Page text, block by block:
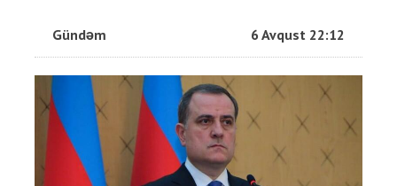
Gündəm 6 Avqust 22:12